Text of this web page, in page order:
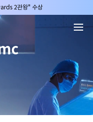
2관왕" 수상
관상" 수상!
절 정상진료
2관왕" 수상
장관상" 수상!